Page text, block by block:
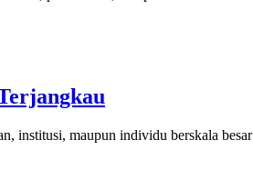
institusi, maupun individu berskala